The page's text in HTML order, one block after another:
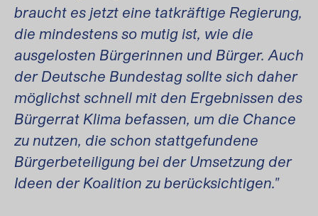
braucht es jetzt eine tatkräftige Regierung,
die mindestens so mutig ist, wie die
ausgelosten Bürgerinnen und Bürger. Auch
der Deutsche Bundestag sollte sich daher
möglichst schnell mit den Ergebnissen des
Bürgerrat Klima befassen, um die Chance
zu nutzen, die schon stattgefundene
Bürgerbeteiligung bei der Umsetzung der
Ideen der Koalition zu berücksichtigen."